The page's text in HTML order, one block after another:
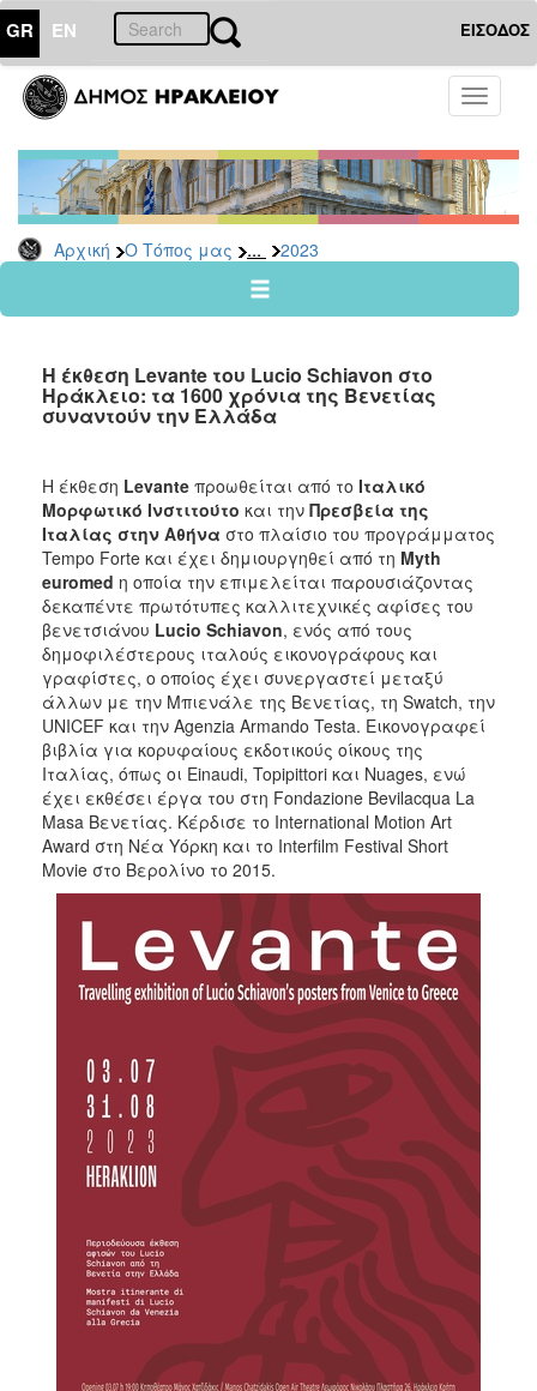
GR EN ΕΙΣΟΔΟΣ
Toggle
Αρχική Ο Τόπος μας ... 2023
ΤΟΠΟΣ
ΜΑΣ
Ανακοινώσεις
Αρχείο
2026
2024
2022
2021
2019
2018
2017
2016
2015
2012
2011
ΔΗΜΟΣ
ΑΝΘΕΚΤΙΚΗ
Η έκθεση Levante του Lucio Schiavon στο
Ηράκλειο: τα 1600 χρόνια της Βενετίας
συναντούν την Ελλάδα
Η έκθεση Levante προωθείται από το Ιταλικό
Μορφωτικό Ινστιτούτο και την Πρεσβεία της
Ιταλίας στην Αθήνα στο πλαίσιο του προγράμματος
Tempo Forte και έχει δημιουργηθεί από τη Myth
euromed η οποία την επιμελείται παρουσιάζοντας
δεκαπέντε πρωτότυπες καλλιτεχνικές αφίσες του
βενετσιάνου Lucio Schiavon, ενός από τους
δημοφιλέστερους ιταλούς εικονογράφους και
γραφίστες, ο οποίος έχει συνεργαστεί μεταξύ
άλλων με την Μπιενάλε της Βενετίας, τη Swatch, την
UNICEF και την Agenzia Armando Testa. Εικονογραφεί
βιβλία για κορυφαίους εκδοτικούς οίκους της
Ιταλίας, όπως οι Einaudi, Topipittori και Nuages, ενώ
έχει εκθέσει έργα του στη Fondazione Bevilacqua La
Masa Βενετίας. Κέρδισε το International Motion Art
Award στη Νέα Υόρκη και το Interfilm Festival Short
Movie στο Βερολίνο το 2015.